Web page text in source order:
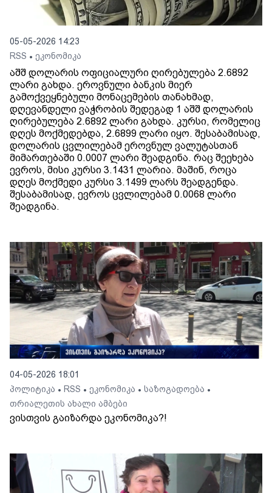
05-05-2026 14:23
RSS • ეკონომიკა
აშშ დოლარის ოფიციალური ღირებულება 2.6892
ლარი გახდა. ეროვნული ბანკის მიერ
გამოქვეყნებული მონაცემების თანახმად,
დღევანდელი ვაჭრობის შედეგად 1 აშშ დოლარის
ღირებულება 2.6892 ლარი გახდა. კურსი, რომელიც
დღეს მოქმედებდა, 2.6899 ლარი იყო. შესაბამისად,
დოლარის ცვლილებამ ეროვნულ ვალუტასთან
მიმართებაში 0.0007 ლარი შეადგინა. რაც შეეხება
ევროს, მისი კურსი 3.1431 ლარია. მაშინ, როცა
დღეს მოქმედი კურსი 3.1499 ლარს შეადგენდა.
შესაბამისად, ევროს ცვლილებამ 0.0068 ლარი
შეადგინა.
04-05-2026 18:01
პოლიტიკა • RSS • ეკონომიკა • საზოგადოება •
თრიალეთის ახალი ამბები
ვისთვის გაიზარდა ეკონომიკა?!